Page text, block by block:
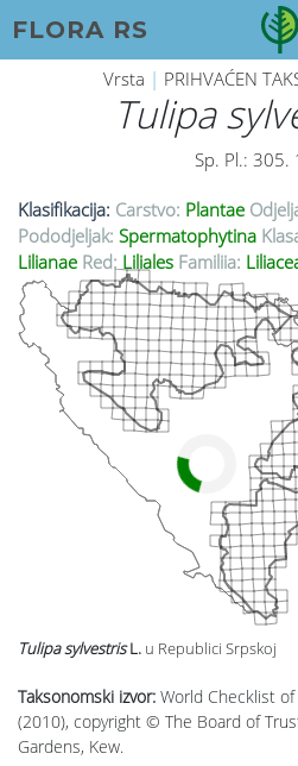
FLORA RS
Vrsta | PRIHVAĆEN
Tulipa
Sp. Pl.: 305.
Klasifikacija: Carstvo: Plantae
Pododjeljak: Spermatophytina
Lilianae Red: Liliales Familija:
Taksonomski izvor: World Checklist
(2010), copyright © The Board of
Gardens, Kew.
Tulipa sylvestrisL. u Republici Srpskoj